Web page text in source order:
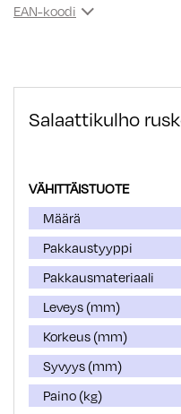
EAN-koodi
Salaattikulho
VÄHITTÄISTUOTE
Määrä
Pakkaustyyppi
Pakkausmateriaali
Leveys (mm)
Korkeus (mm)
Syvyys (mm)
Paino (kg)